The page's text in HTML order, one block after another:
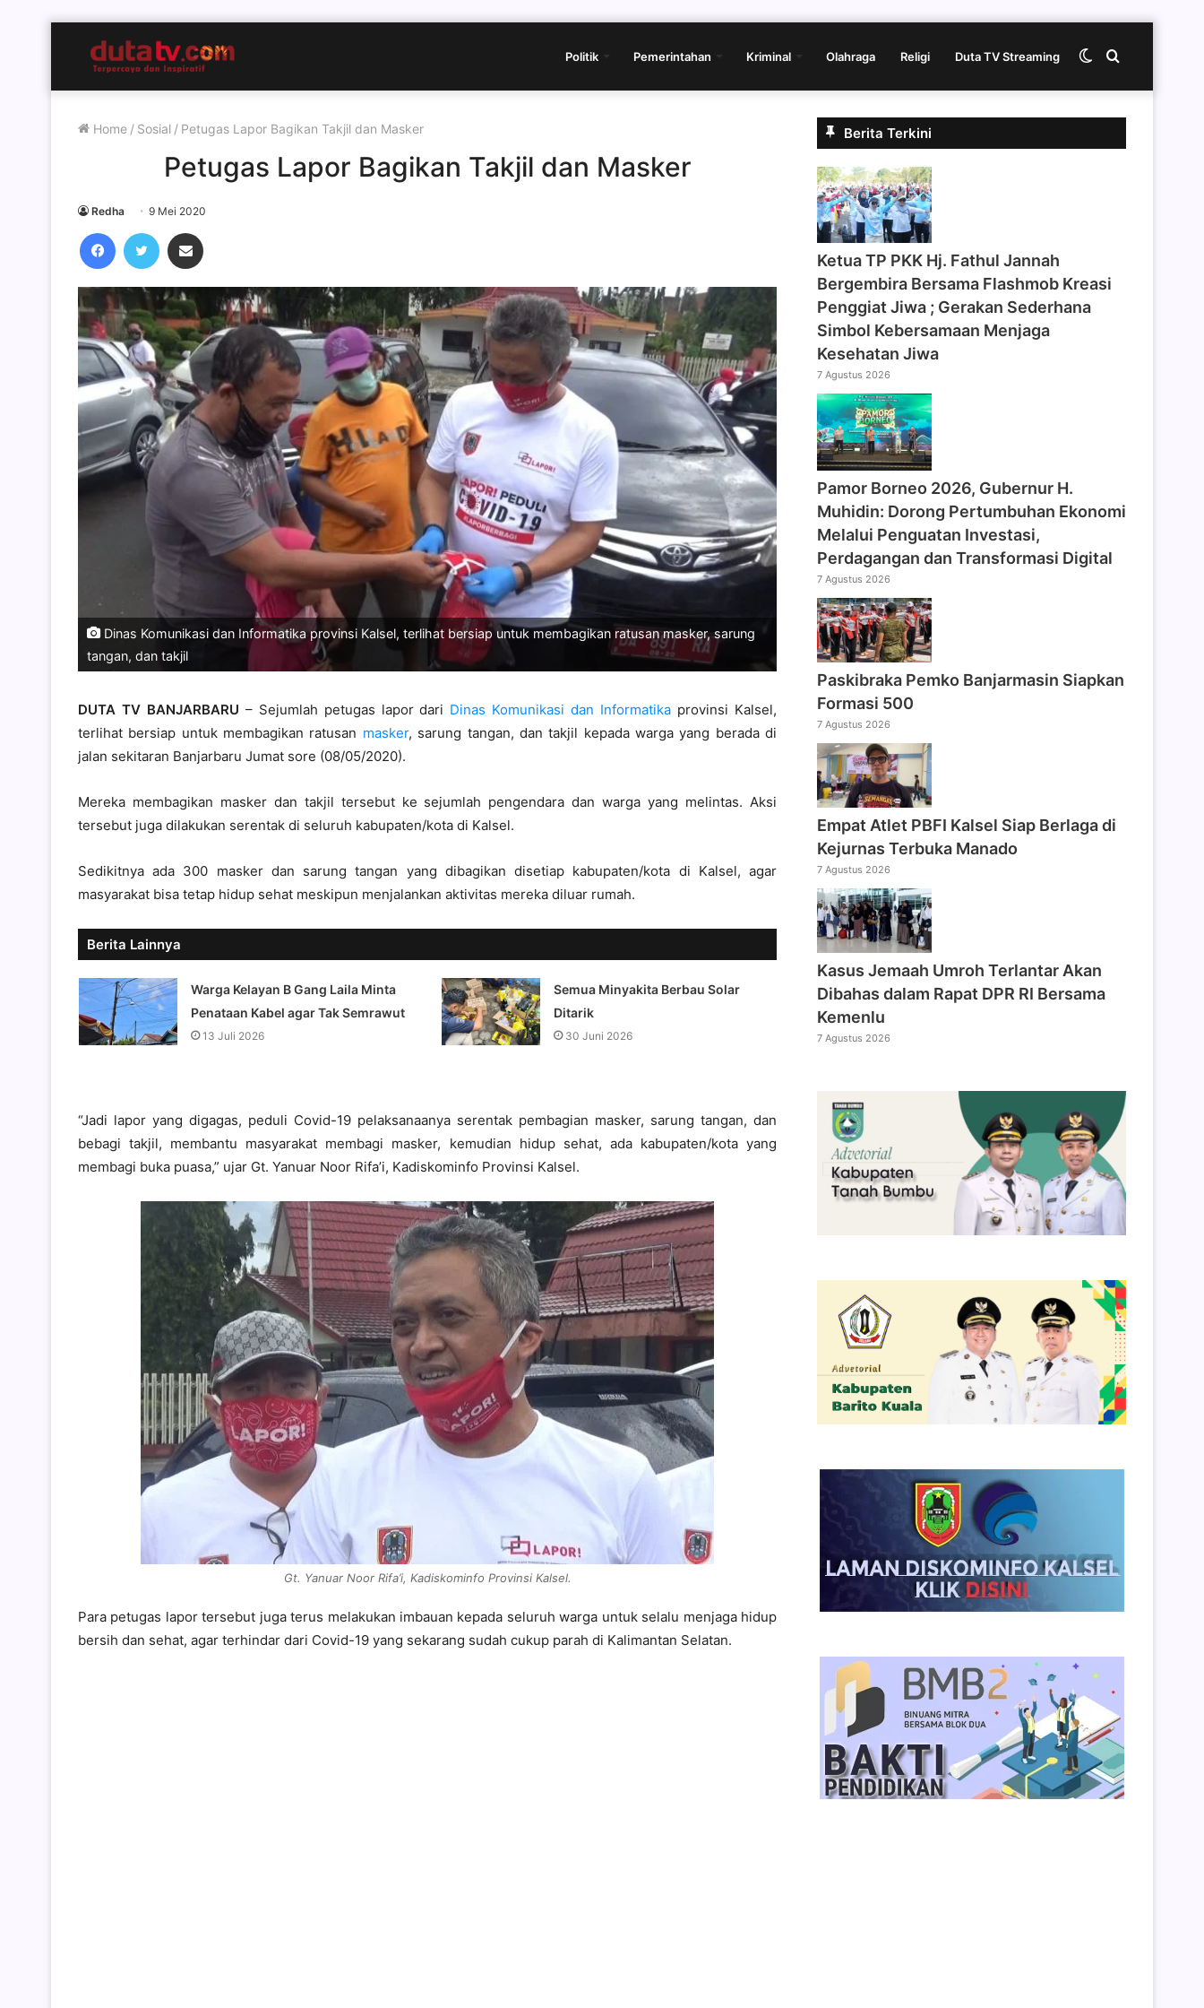
Politik Pemerintahan Kriminal Olahraga Religi Duta TV Streaming Cari
Switch
Home / Sosial / Petugas Lapor Bagikan Takjil dan Masker
Petugas Lapor Bagikan Takjil dan Masker
Redha 9 Mei 2020
FacebookTwitter
Dinas Komunikasi dan Informatika provinsi Kalsel, terlihat bersiap untuk membagikan ratusan masker, sarung
tangan, dan takjil
DUTA TV BANJARBARU – Sejumlah petugas lapor dari Dinas Komunikasi dan Informatika provinsi Kalsel,
terlihat bersiap untuk membagikan ratusan masker, sarung tangan, dan takjil kepada warga yang berada di
jalan sekitaran Banjarbaru Jumat sore (08/05/2020).
Mereka membagikan masker dan takjil tersebut ke sejumlah pengendara dan warga yang melintas. Aksi
tersebut juga dilakukan serentak di seluruh kabupaten/kota di Kalsel.
Sedikitnya ada 300 masker dan sarung tangan yang dibagikan disetiap kabupaten/kota di Kalsel, agar
masyarakat bisa tetap hidup sehat meskipun menjalankan aktivitas mereka diluar rumah.
Berita Lainnya
Warga Kelayan B Gang Laila Minta
Penataan Kabel agar Tak Semrawut
13 Juli 2026
Semua Minyakita Berbau Solar
Ditarik
30 Juni 2026
“Jadi lapor yang digagas, peduli Covid-19 pelaksanaanya serentak pembagian masker, sarung tangan, dan
bebagi takjil, membantu masyarakat membagi masker, kemudian hidup sehat, ada kabupaten/kota yang
membagi buka puasa,” ujar Gt. Yanuar Noor Rifa’i, Kadiskominfo Provinsi Kalsel.
Gt. Yanuar Noor Rifa’i, Kadiskominfo Provinsi Kalsel.
Para petugas lapor tersebut juga terus melakukan imbauan kepada seluruh warga untuk selalu menjaga hidup
bersih dan sehat, agar terhindar dari Covid-19 yang sekarang sudah cukup parah di Kalimantan Selatan.
Berita Terkini
‎Ketua TP PKK Hj. Fathul Jannah
Bergembira Bersama Flashmob Kreasi
Penggiat Jiwa ; Gerakan Sederhana
Simbol Kebersamaan Menjaga
Kesehatan Jiwa
7 Agustus 2026
Pamor Borneo 2026, Gubernur H.
Muhidin: Dorong Pertumbuhan Ekonomi
Melalui Penguatan Investasi,
Perdagangan dan Transformasi Digital
7 Agustus 2026
Paskibraka Pemko Banjarmasin Siapkan
Formasi 500
7 Agustus 2026
Empat Atlet PBFI Kalsel Siap Berlaga di
Kejurnas Terbuka Manado
7 Agustus 2026
Kasus Jemaah Umroh Terlantar Akan
Dibahas dalam Rapat DPR RI Bersama
Kemenlu
7 Agustus 2026